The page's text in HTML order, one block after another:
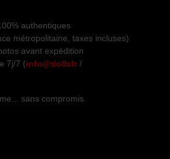
authentiques
métropolitaine, taxes incluses)
avant expédition
7j/7 (info@dollsfr /
sans compromis.